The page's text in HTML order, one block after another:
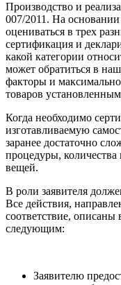
Производство и
007/2011. На
оцениваться в трех
сертификация и
какой категории
может обратиться в
факторы и
товаров
Когда необходимо
изготавливаемую
заранее достаточно
процедуры,
вещей.
В роли заявителя
Все действия,
соответствие,
следующим:
Заявителю